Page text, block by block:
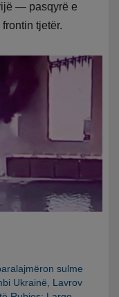
— pasqyrë e
tjetër.
sulme
Ukrainë, Lavrov